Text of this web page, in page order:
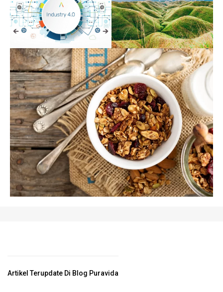
Artikel Terupdate Di Blog Puravida